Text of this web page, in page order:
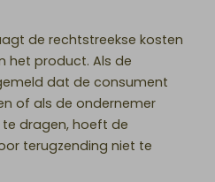
de rechtstreekse kosten
het product. Als de
dat de consument
of als de ondernemer
dragen, hoeft de
terugzending niet te